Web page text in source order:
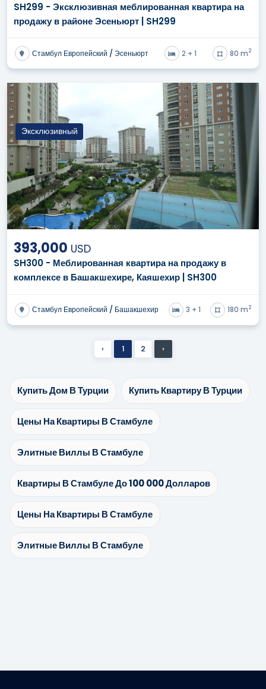
SH299 - Эксклюзивная меблированная квартира на
продажу в районе Эсеньюрт | SH299
Стамбул Европейский / Эсеньюрт 2 + 1 80 m2
Эксклюзивный
393,000 USD
SH300 - Меблированная квартира на продажу в
комплексе в Башакшехире, Каяшехир | SH300
Стамбул Европейский / Башакшехир 3 + 1 180 m2
‹ 1 2 ›
Купить Дом В Турции Купить Квартиру В Турции
Цены На Квартиры В Стамбуле
Элитные Виллы В Стамбуле
Квартиры В Стамбуле До 100 000 Долларов
Цены На Квартиры В Стамбуле
Элитные Виллы В Стамбуле